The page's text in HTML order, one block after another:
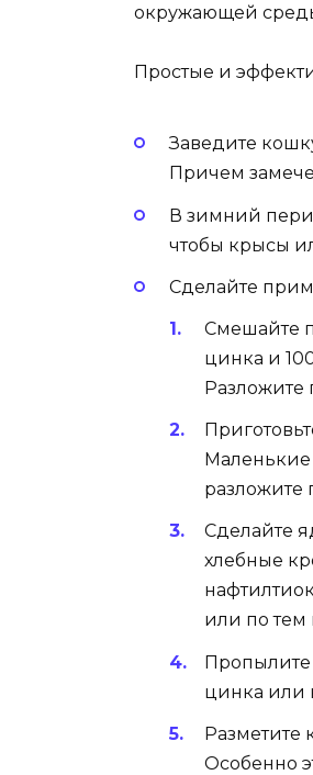
окружающей
Простые и
Заведите
Причем
В зимний
чтобы крысы
Сделайте
Смешайте
цинка и
Разложите
Маленькие
разложите
Сделайте
хлебные
или по тем
цинка или
Разметите
Особенно